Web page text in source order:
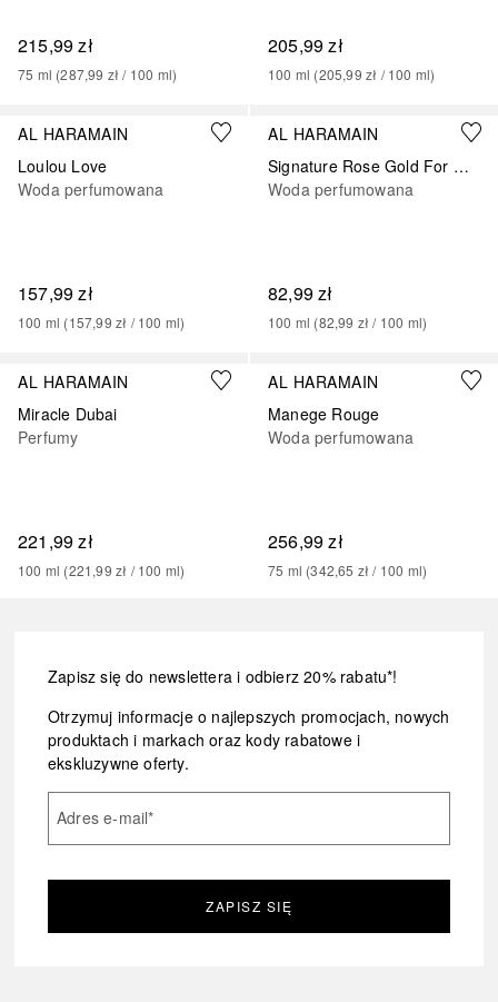
215,99 zł
75 ml (287,99 zł / 100 ml)
205,99 zł
100 ml (205,99 zł / 100 ml)
AL HARAMAIN
Loulou Love
Woda perfumowana
157,99 zł
100 ml (157,99 zł / 100 ml)
AL HARAMAIN
Signature Rose Gold For Women
Woda perfumowana
82,99 zł
100 ml (82,99 zł / 100 ml)
AL HARAMAIN
Miracle Dubai
Perfumy
221,99 zł
100 ml (221,99 zł / 100 ml)
AL HARAMAIN
Manege Rouge
Woda perfumowana
256,99 zł
75 ml (342,65 zł / 100 ml)
Zapisz się do newslettera i odbierz 20% rabatu*!
Otrzymuj informacje o najlepszych promocjach, nowych
produktach i markach oraz kody rabatowe i
ekskluzywne oferty.
Adres e-mail*
ZAPISZ SIĘ